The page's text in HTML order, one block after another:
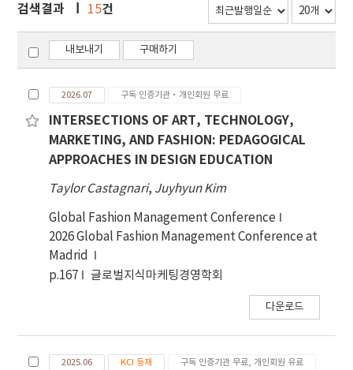
검색결과 15건
내보내기 구매하기
2026.07 구독 인증기관·개인회원 무료
INTERSECTIONS OF ART, TECHNOLOGY,
MARKETING, AND FASHION: PEDAGOGICAL
APPROACHES IN DESIGN EDUCATION
Taylor Castagnari, Juyhyun Kim
Global Fashion Management Conference
2026 Global Fashion Management Conference at
Madrid
p.167
글로벌지식마케팅경영학회
다운로드
2025.06 KCI 등재 구독 인증기관 무료, 개인회원 유료